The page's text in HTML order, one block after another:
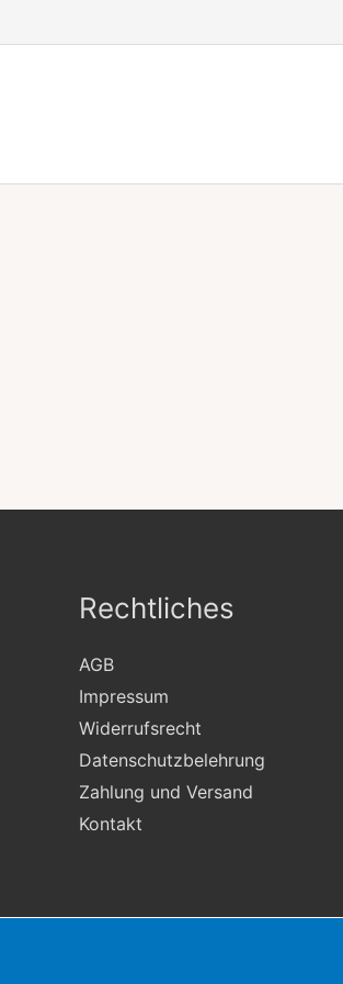
Inhalt
Rechtliches
AGB
Impressum
Widerrufsrecht
Datenschutzbelehrung
Zahlung und Versand
Kontakt